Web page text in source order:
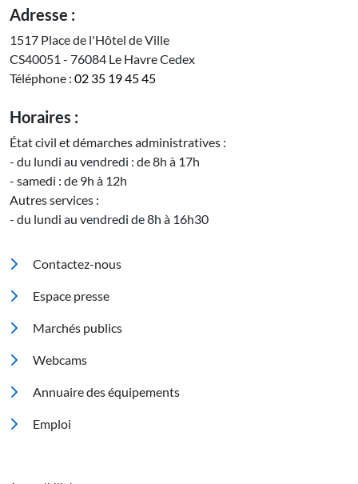
Adresse :
1517 Place de l'Hôtel de Ville
CS40051 - 76084 Le Havre Cedex
Téléphone : 02 35 19 45 45
Horaires :
État civil et démarches administratives :
- du lundi au vendredi : de 8h à 17h
- samedi : de 9h à 12h
Autres services :
- du lundi au vendredi de 8h à 16h30
Pied de page
Contactez-nous
Espace presse
Marchés publics
Footer 2
Webcams
Annuaire des équipements
Emploi